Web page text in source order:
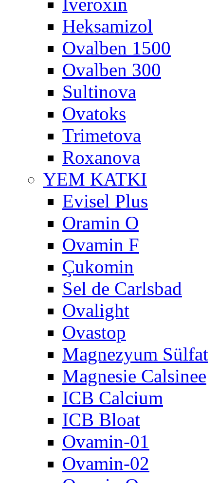
Heksamizol
Ovalben 1500
Ovalben 300
Sultinova
Ovatoks
Trimetova
Roxanova
YEM KATKI
Evisel Plus
Oramin O
Ovamin F
Çukomin
Sel de Carlsbad
Ovalight
Ovastop
Magnezyum Sülfat
Magnesie Calsinee
ICB Calcium
ICB Bloat
Ovamin-01
Ovamin-02